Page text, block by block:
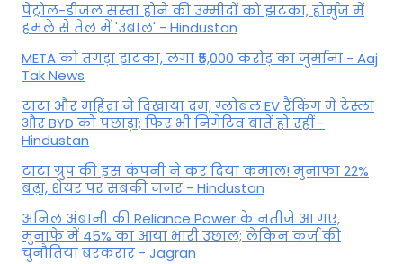
पेट्रोल-डीजल सस्ता होने की उम्मीदों को झटका, होर्मुज में
हमले से तेल में 'उबाल' - Hindustan
META को तगड़ा झटका, लगा ₹5,000 करोड़ का जुर्माना - Aaj
Tak News
टाटा और महिंद्रा ने दिखाया दम, ग्लोबल EV रैंकिंग में टेस्ला
और BYD को पछाड़ा; फिर भी निगेटिव बातें हो रहीं -
Hindustan
टाटा ग्रुप की इस कंपनी ने कर दिया कमाल! मुनाफा 22%
बढ़ा, शेयर पर सबकी नजर - Hindustan
अनिल अंबानी की Reliance Power के नतीजे आ गए,
मुनाफे में 45% का आया भारी उछाल; लेकिन कर्ज की
चुनौतियां बरकरार - Jagran